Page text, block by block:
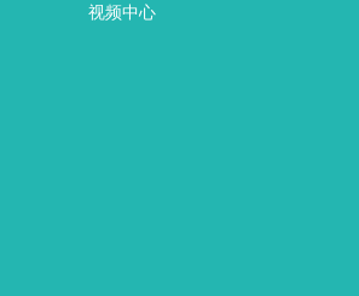
视频中心